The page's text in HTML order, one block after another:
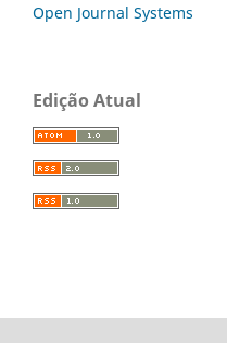
Open Journal Systems
Edição Atual